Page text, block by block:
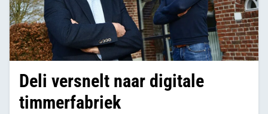
Deli versnelt naar digitale
timmerfabriek